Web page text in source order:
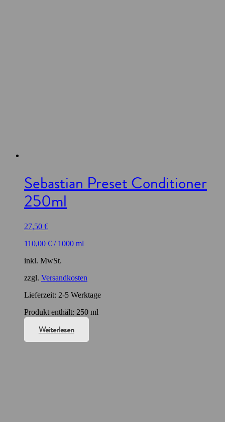
Sebastian Preset Conditioner
250ml
27,50 €
110,00 € / 1000 ml
inkl. MwSt.
zzgl. Versandkosten
Lieferzeit: 2-5 Werktage
Produkt enthält: 250 ml
Weiterlesen